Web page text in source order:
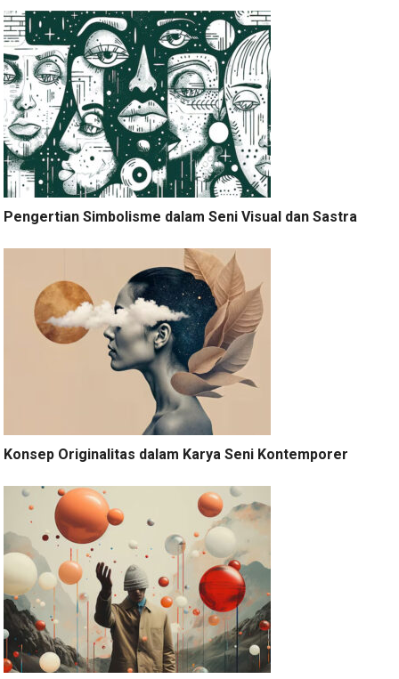
Pengertian Simbolisme dalam Seni Visual dan Sastra
Konsep Originalitas dalam Karya Seni Kontemporer